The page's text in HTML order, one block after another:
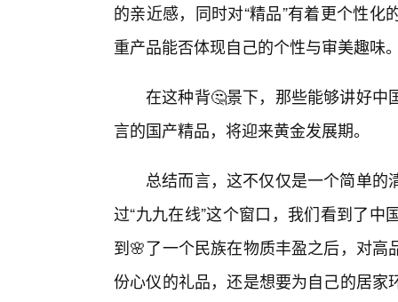
的亲近感，同时对“精品”有着更个性
重产品能否体现自己的个性与审美趣味
在这种背🤔景下，那些能够讲好中
言的国产精品，将迎来黄金发展期。
总结而言，这不仅仅是一个简单
过“九九在线”这个窗口，我们看到了
到🌸了一个民族在物质丰盈之后，对
份心仪的礼品，还是想要为自己的居